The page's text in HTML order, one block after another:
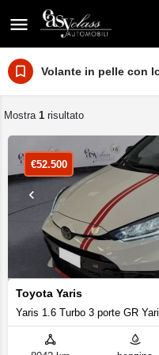
Volante in pelle con
Mostra 1 risultato
Toyota Yaris
Yaris 1.6 Turbo 3 porte GR
€52.500